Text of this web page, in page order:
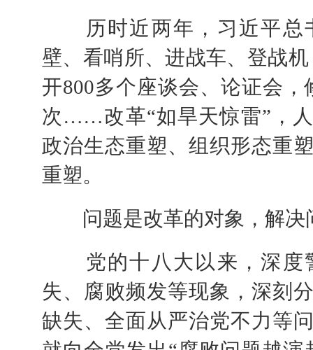
历时近两年，习近平总
壁、看哨所、进战车、登战
开800多个座谈会、论证会
次……改革“如旱天惊雷”，
政治生态重塑、组织形态重
重塑。
问题是改革的对象，解决
党的十八大以来，深度
失、腐败频发等现象，深刻
缺失、全面从严治党不力等